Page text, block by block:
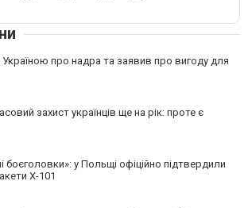
Україною про надра та заявив про вигоду для
захист українців ще на рік: проте є
боєголовки»: у Польщі офіційно підтвердили
Х-101